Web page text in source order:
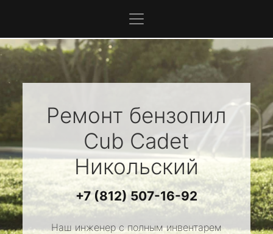
Ремонт бензопил
Cub Cadet
Никольский
+7 (812) 507-16-92
Наш инженер с полным инвентарем